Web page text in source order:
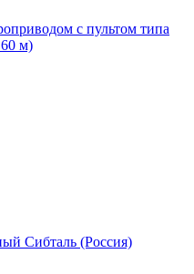
с пультом типа
м)
Сибталь (Россия)